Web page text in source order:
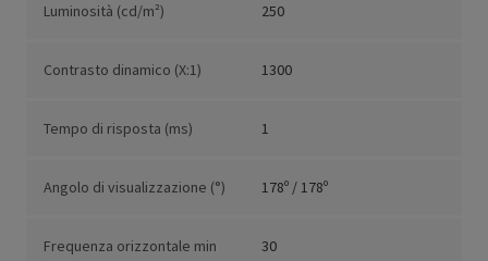
Luminosità (cd/m²) 250
Contrasto dinamico (X:1) 1300
Tempo di risposta (ms) 1
Angolo di visualizzazione (°) 178º / 178º
Frequenza orizzontale min
30